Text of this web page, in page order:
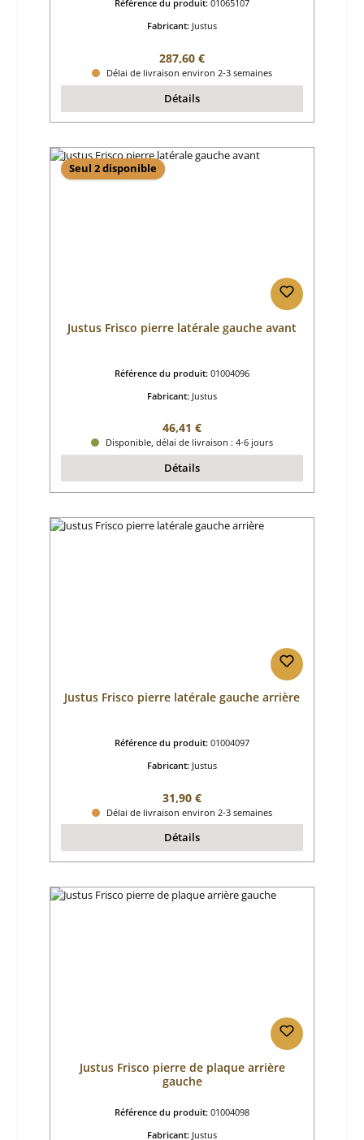
Référence du produit: 01065107
Fabricant: Justus
Prix régulier :
287,60 €
Délai de livraison environ 2-3 semaines
Détails
Seul 2 disponible
Justus Frisco pierre latérale gauche avant
Référence du produit: 01004096
Fabricant: Justus
Prix régulier :
46,41 €
Disponible, délai de livraison : 4-6 jours
Détails
Justus Frisco pierre latérale gauche arrière
Référence du produit: 01004097
Fabricant: Justus
Prix régulier :
31,90 €
Délai de livraison environ 2-3 semaines
Détails
Justus Frisco pierre de plaque arrière
gauche
Référence du produit: 01004098
Fabricant: Justus